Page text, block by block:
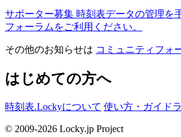
サポーター募集 時刻表データの管理を
フォーラムをご利用ください。
その他のお知らせは コミュニティフォ
はじめての方へ
時刻表.Lockyについて 使い方・ガイド
© 2009-2026 Locky.jp Project